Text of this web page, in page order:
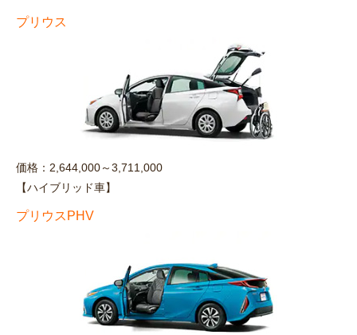
プリウス
価格：2,644,000～3,711,000
【ハイブリッド車】
プリウスPHV